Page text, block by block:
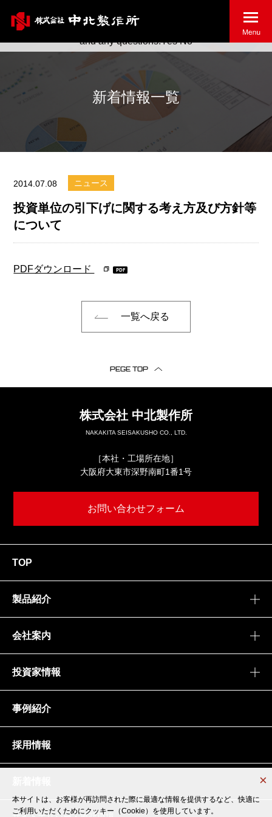
本サイトは、お客様が再訪問された際に最適な情報を提供するなど、快適に
ご利用いただくためにクッキー（Cookie）を使用しています。
新着情報一覧
2014.07.08 ニュース
投資単位の引下げに関する考え方及び方針等
について
PDFダウンロード
一覧へ戻る
本サイトは、お客様が再訪問された際に最適な情報を提供するなど、快適に
ご利用いただくためにクッキー（Cookie）を使用しています。
PEGE TOP
株式会社 中北製作所
NAKAKITA SEISAKUSHO CO., LTD.
［本社・工場所在地］
大阪府大東市深野南町1番1号
お問い合わせフォーム
TOP
製品紹介
会社案内
投資家情報
事例紹介
採用情報
May we use cookies to track your activities? We take your
privacy very seriously. Please see our privacy policy for details
and any questions.Yes No